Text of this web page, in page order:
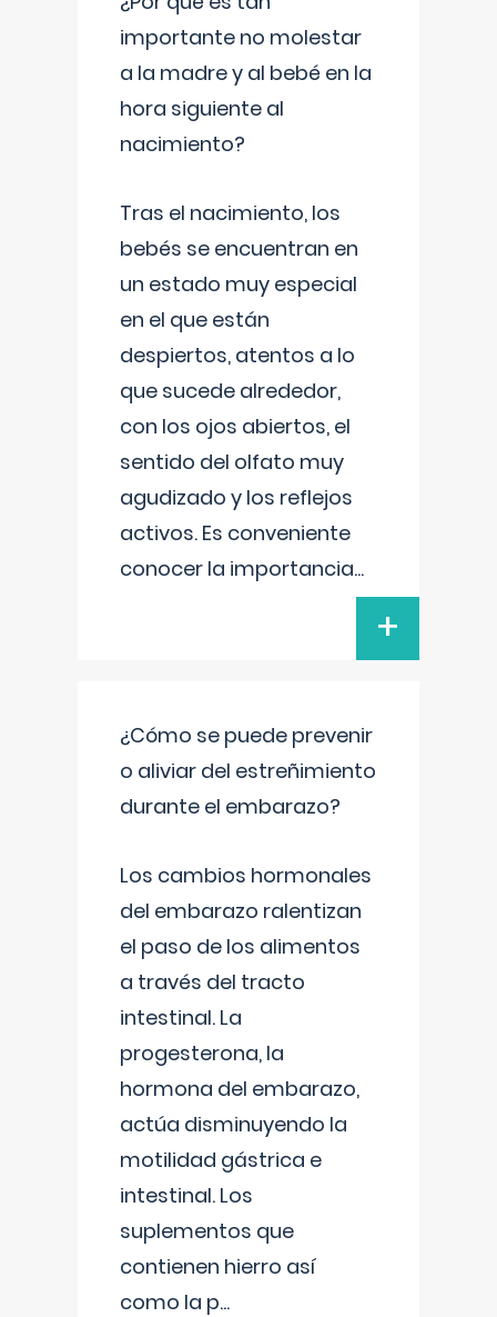
importante no molestar
a la madre y al bebé en la
hora siguiente al
nacimiento?
Tras el nacimiento, los
bebés se encuentran en
un estado muy especial
en el que están
despiertos, atentos a lo
que sucede alrededor,
con los ojos abiertos, el
sentido del olfato muy
agudizado y los reflejos
activos. Es conveniente
conocer la importancia...
+
¿Cómo se puede prevenir
o aliviar del estreñimiento
durante el embarazo?
Los cambios hormonales
del embarazo ralentizan
el paso de los alimentos
a través del tracto
intestinal. La
progesterona, la
hormona del embarazo,
actúa disminuyendo la
motilidad gástrica e
intestinal. Los
suplementos que
contienen hierro así
como la p...